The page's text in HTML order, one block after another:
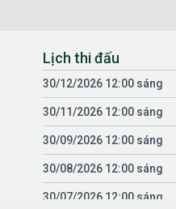
Lịch thi đấu
30/12/2026 12:00 sáng
30/11/2026 12:00 sáng
30/09/2026 12:00 sáng
30/08/2026 12:00 sáng
30/07/2026 12:00 sáng